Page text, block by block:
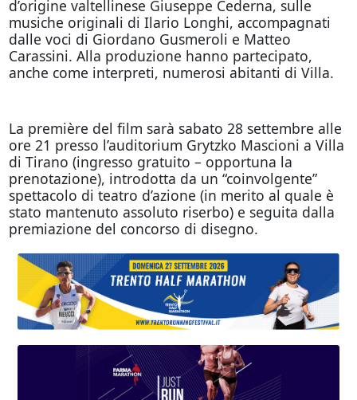
d’origine valtellinese Giuseppe Cederna, sulle
musiche originali di Ilario Longhi, accompagnati
dalle voci di Giordano Gusmeroli e Matteo
Carassini. Alla produzione hanno partecipato,
anche come interpreti, numerosi abitanti di Villa.
La première del film sarà sabato 28 settembre alle
ore 21 presso l’auditorium Grytzko Mascioni a Villa
di Tirano (ingresso gratuito – opportuna la
prenotazione), introdotta da un “coinvolgente”
spettacolo di teatro d’azione (in merito al quale è
stato mantenuto assoluto riserbo) e seguita dalla
premiazione del concorso di disegno.